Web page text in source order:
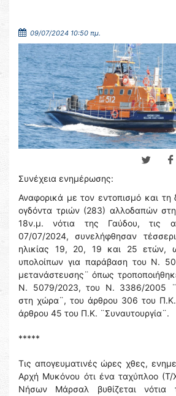
09/07/2024 10:50 πμ.
Συνέχεια ενημέρωσης:
Αναφορικά με τον εντοπισμό και τη
ογδόντα τριών (283) αλλοδαπών
18ν.μ. νότια της Γαύδου, τις
07/07/2024, συνελήφθησαν
ηλικίας 19, 20, 19 και 25 ετών,
υπολοίπων για παράβαση του Ν.
μετανάστευσης¨ όπως
Ν. 5079/2023, του Ν. 3386/2005
στη χώρα¨, του άρθρου 306 του
άρθρου 45 του Π.Κ. ¨Συναυτουργία¨.
*****
Τις απογευματινές ώρες χθες,
Αρχή Μυκόνου ότι ένα ταχύπλοο
Νήσων Μάρσαλ βυθίζεται